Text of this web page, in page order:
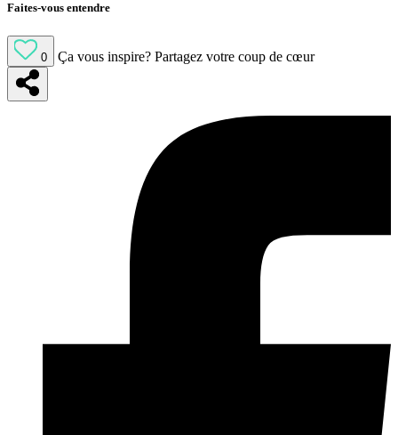
Faites-vous entendre
0 Ça vous inspire? Partagez votre coup de cœur